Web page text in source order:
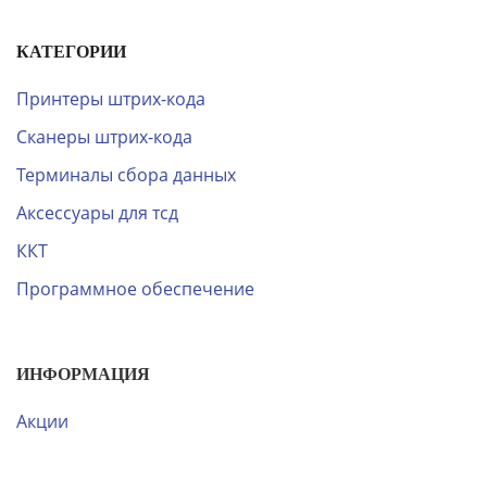
КАТЕГОРИИ
Принтеры штрих-кода
Сканеры штрих-кода
Терминалы сбора данных
Аксессуары для тсд
ККТ
Программное обеспечение
ИНФОРМАЦИЯ
Акции